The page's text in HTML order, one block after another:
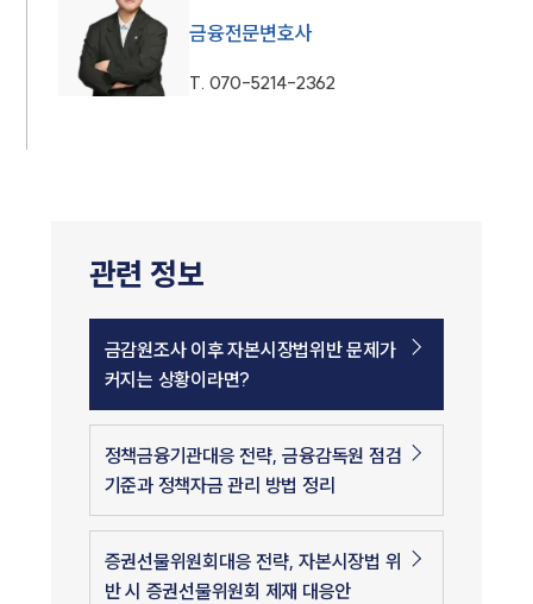
금융전문변호사
T. 070-5214-2362
관련 정보
금감원조사 이후 자본시장법위반 문제가
커지는 상황이라면?
정책금융기관대응 전략, 금융감독원 점검
기준과 정책자금 관리 방법 정리
증권선물위원회대응 전략, 자본시장법 위
반 시 증권선물위원회 제재 대응안